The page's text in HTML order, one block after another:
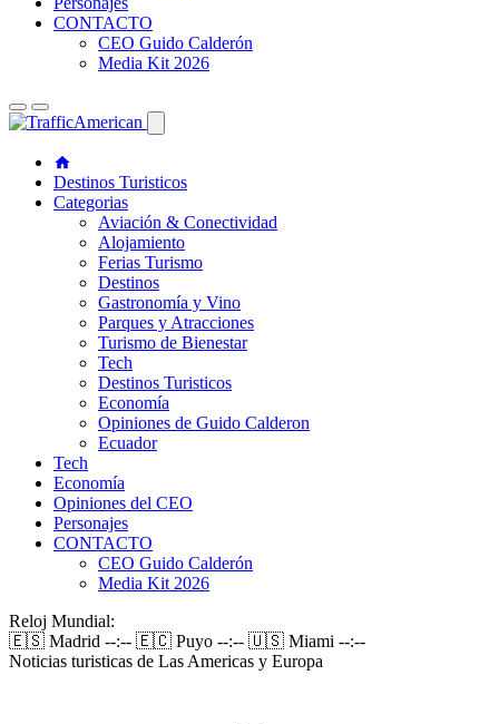
CONTACTO
CEO Guido Calderón
Media Kit 2026
Destinos Turisticos
Categorias
Aviación & Conectividad
Alojamiento
Ferias Turismo
Destinos
Gastronomía y Vino
Parques y Atracciones
Turismo de Bienestar
Tech
Destinos Turisticos
Economía
Opiniones de Guido Calderon
Ecuador
Tech
Economía
Opiniones del CEO
Personajes
CONTACTO
CEO Guido Calderón
Media Kit 2026
Reloj Mundial:
🇪🇸 Madrid --:-- 🇪🇨 Puyo --:-- 🇺🇸 Miami --:--
Noticias turisticas de Las Americas y Europa